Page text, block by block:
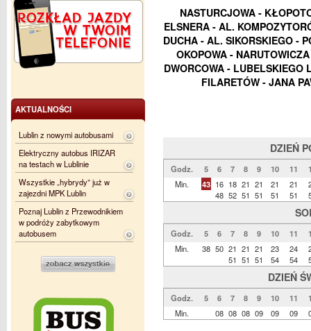
NASTURCJOWA -
ELSNERA - AL.
DUCHA - AL. SIKORSKIEGO -
OKOPOWA -
DWORCOWA -
FILARETÓW - JANA
DZIEŃ
Godz. 5 6 7 8 9 10 11
Min.
43 16
48
18
52
21
51
21
51
21
51
21
51
Godz. 5 6 7 8 9 10 11
Min.
38 50 21
51
21
51
21
51
23
54
24
54
DZIEŃ
Godz. 5 6 7 8 9 10 11
Min.
08 08 08 09 09 09
AKTUALNOŚCI
Lublin z nowymi autobusami
Elektryczny autobus IRIZAR
na testach w Lublinie
Wszystkie „hybrydy” już w
zajezdni MPK Lublin
Poznaj Lublin z Przewodnikiem
w podróży zabytkowym
autobusem